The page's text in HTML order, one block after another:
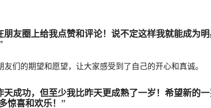
友圈上给我点赞和评论！说不定这样我就能成为
们的期望和愿望，让大家感受到了自己的开心和真诚。
成功，但至少我比昨天更成熟了一岁！希望新的
惊喜和欢乐！”